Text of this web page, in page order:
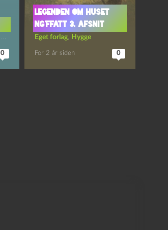
TV- og streaming-serier
0
Legenden om Huset
Ng’Ffatt 3. afsnit
Eget forlag, Hygge
For 2 år siden 0